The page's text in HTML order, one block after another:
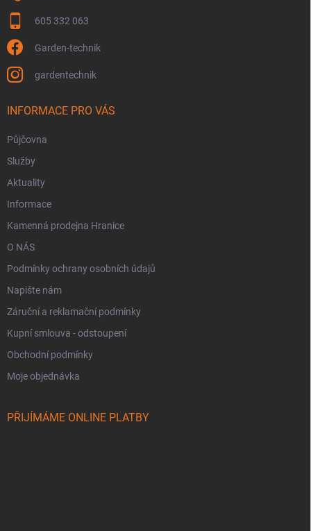
605 332 063
Garden-technik
gardentechnik
INFORMACE PRO VÁS
Půjčovna
Služby
Aktuality
Informace
Kamenná prodejna Hranice
O NÁS
Podmínky ochrany osobních údajů
Napište nám
Záruční a reklamační podmínky
Kupní smlouva - odstoupení
Obchodní podmínky
Moje objednávka
PŘIJÍMÁME ONLINE PLATBY